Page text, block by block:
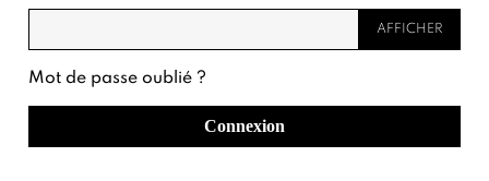
AFFICHER
Mot de passe oublié ?
Connexion